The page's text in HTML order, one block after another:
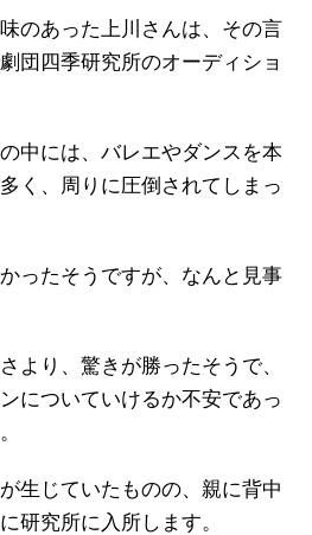
のあった上川さんは、その言
団四季研究所のオーディショ
中には、バレエやダンスを本
く、周りに圧倒されてしまっ
ったそうですが、なんと見事
より、驚きが勝ったそうで、
についていけるか不安であっ
生じていたものの、親に背中
研究所に入所します。